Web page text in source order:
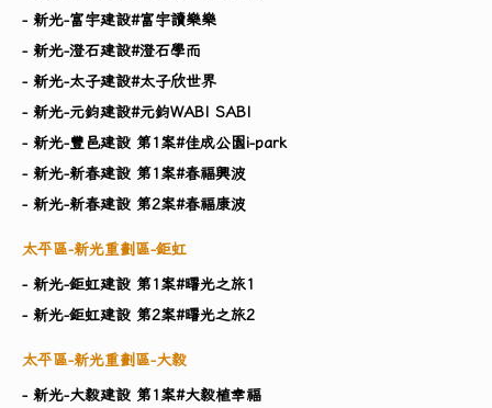
- 新光-富宇建設#富宇讀樂樂
- 新光-澄石建設#澄石學而
- 新光-太子建設#太子欣世界
- 新光-元鈞建設#元鈞WABI SABI
- 新光-豐邑建設 第1案#佳成公園i-park
- 新光-新春建設 第1案#春福興波
- 新光-新春建設 第2案#春福康波
太平區-新光重劃區-鉅虹
- 新光-鉅虹建設 第1案#曙光之旅1
- 新光-鉅虹建設 第2案#曙光之旅2
太平區-新光重劃區-大毅
- 新光-大毅建設 第1案#大毅植幸福